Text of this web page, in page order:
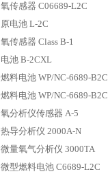
氧传感器 C06689-L2C
原电池 L-2C
氧传感器 Class B-1
电池 B-2CXL
燃料电池 WP/NC-6689-B2C
燃料电池 WP/NC-6689-B2C
氧分析仪传感器 A-5
热导分析仪 2000A-N
微量氧气分析仪 3000TA
微型燃料电池 C6689-L2C